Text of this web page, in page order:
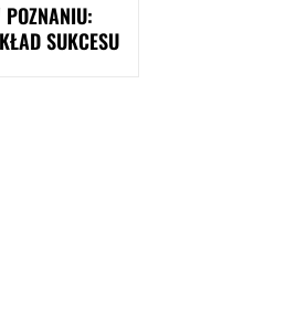
SUKCESU